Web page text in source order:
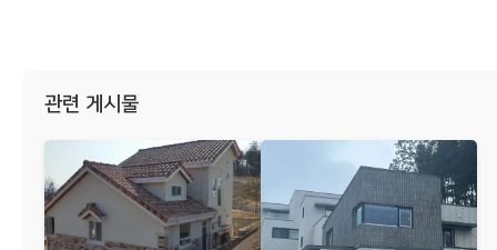
관련 게시물